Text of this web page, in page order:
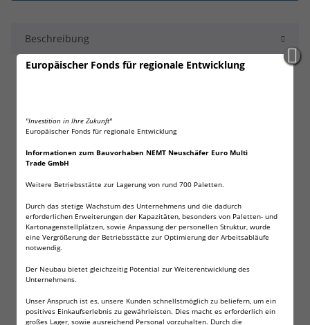
Europäischer Fonds für regionale Entwicklung
"Investition in Ihre Zukunft"
Europäischer Fonds für regionale Entwicklung
Informationen zum Bauvorhaben NEMT Neuschäfer Euro Multi
Trade GmbH
Weitere Betriebsstätte zur Lagerung von rund 700 Paletten.
Durch das stetige Wachstum des Unternehmens und die dadurch
erforderlichen Erweiterungen der Kapazitäten, besonders von Paletten- und
Kartonagenstellplätzen, sowie Anpassung der personellen Struktur, wurde
eine Vergrößerung der Betriebsstätte zur Optimierung der Arbeitsabläufe
notwendig.
Der Neubau bietet gleichzeitig Potential zur Weiterentwicklung des
Unternehmens.
Unser Anspruch ist es, unsere Kunden schnellstmöglich zu beliefern, um ein
positives Einkaufserlebnis zu gewährleisten. Dies macht es erforderlich ein
großes Lager, sowie ausreichend Personal vorzuhalten. Durch die
Beschreibung
NEMT 4x flacher Kühlakku 800 ml Kühlakkus 25 x 32,5
800 ml Inhalt
Für einen Temperaturbereich zwischen -18°C und
Beliebig oft wiederverwendbar
Maße je Kühlakku: ca. 25 x 32,5 x 1,5 cm
Unsere extra flachen Kühlakkus
Passend ür Ihre Kühltasche oder Kühlbox. Einfach
Gefrierfach oder die Gefriertruhe legen.
Die Akkus werden in der EU hergestellt. Das darin
befindliche Kühlmittel ist ungiftig. Daher können die
Kühlakkus auch zur Transportkühlung von